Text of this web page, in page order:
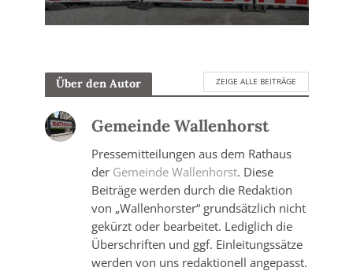
Über den Autor ZEIGE ALLE BEITRÄGE
Gemeinde Wallenhorst
Pressemitteilungen aus dem Rathaus
der Gemeinde Wallenhorst. Diese
Beiträge werden durch die Redaktion
von „Wallenhorster“ grundsätzlich nicht
gekürzt oder bearbeitet. Lediglich die
Überschriften und ggf. Einleitungssätze
werden von uns redaktionell angepasst.